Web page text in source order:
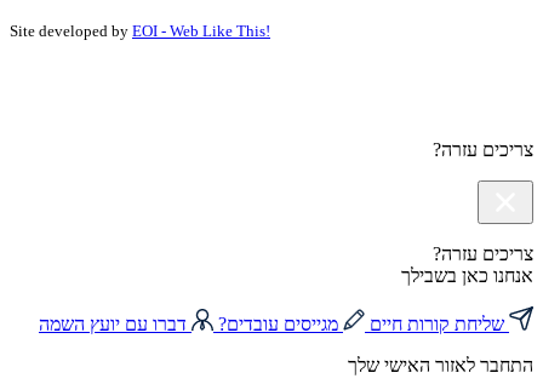
Site developed by EOI - Web Like This!
צריכים עזרה?
צריכים עזרה?
אנחנו כאן בשבילך
שליחת קורות חיים מגייסים עובדים?
דברו עם יועץ השמה
התחבר לאזור האישי שלך